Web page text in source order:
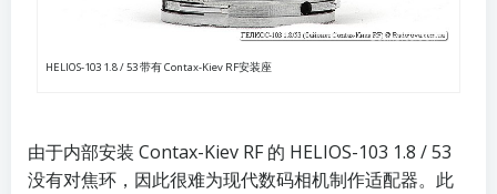
HELIOS-103 1.8 / 53 带有 Contax-Kiev RF安装座
由于内部安装 Contax-Kiev RF 的 HELIOS-103 1.8 / 53
没有对焦环，因此很难为现代数码相机制作适配器。此